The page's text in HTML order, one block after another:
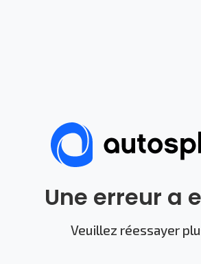
Une erreur a
Veuillez réessayer